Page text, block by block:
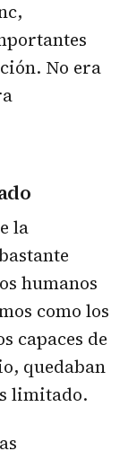
No era
la
humanos
como los
capaces de
quedaban
limitado.